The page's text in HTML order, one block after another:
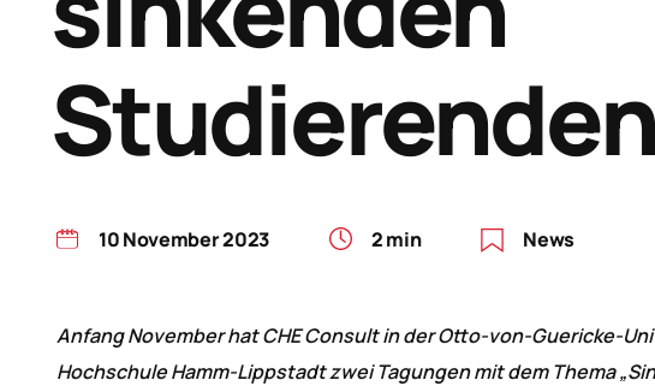
10 November 2023 2 min News
Anfang November hat CHE Consult in der Otto-von-Guericke-
Hochschule Hamm-Lippstadt zwei Tagungen mit dem Thema